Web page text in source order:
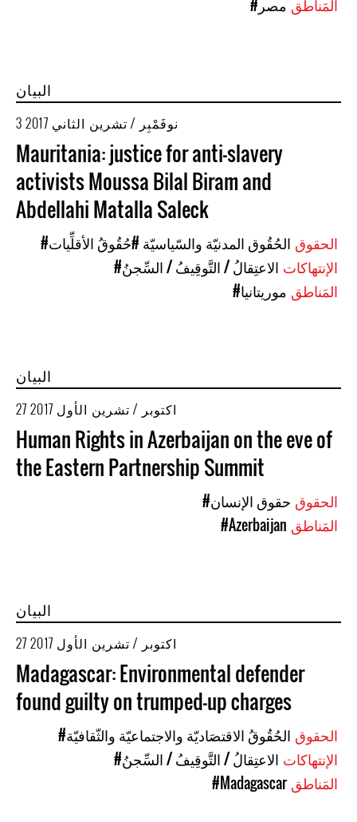
#مصر
البيان
3 نوفَمْبِر / تشرين الثاني 2017
Mauritania: justice for anti-slavery
activists Moussa Bilal Biram and
Abdellahi Matalla Saleck
#الحُقُوق المدنيّة والسّياسيّة #حُقُوقُ الأقلِّيات
#الاعتِقالُ / التَّوقِيفُ / السِّجنُ
#موريتانيا
البيان
27 اكتوبر / تشرين الأول 2017
Human Rights in Azerbaijan on the eve of
the Eastern Partnership Summit
#حقوق الإنسان
#Azerbaijan
البيان
27 اكتوبر / تشرين الأول 2017
Madagascar: Environmental defender
found guilty on trumped-up charges
#الحُقُوقُ الاقتصَاديّة والاجتماعيّة والثّقافيّة
#الاعتِقالُ / التَّوقِيفُ / السِّجنُ
#Madagascar